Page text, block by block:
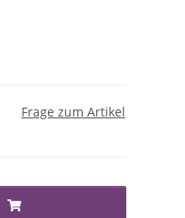
Frage zum Artikel